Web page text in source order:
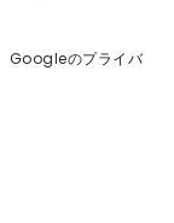
Googleのプライバ